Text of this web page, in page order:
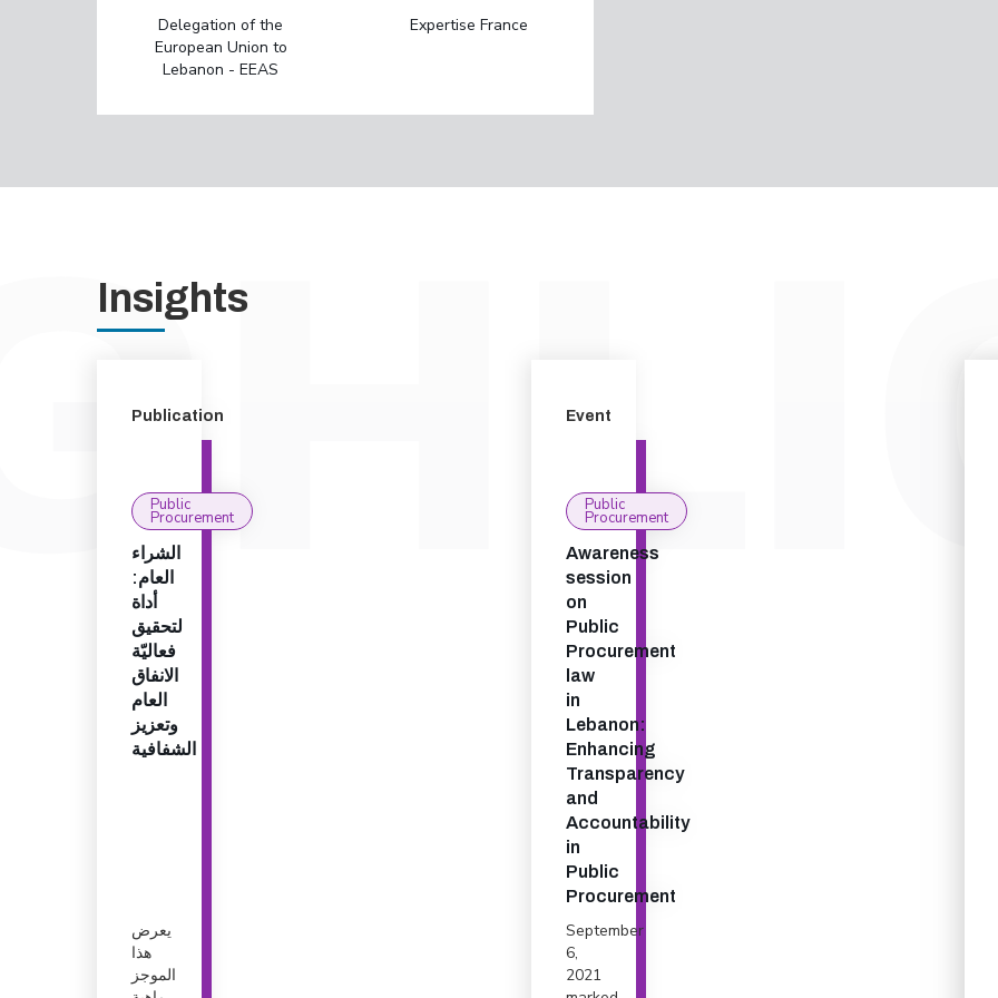
Delegation of the
European Union to
Lebanon - EEAS
Expertise France
Insights
Publication
Public
Procurement
الشراء
العام:
أداة
لتحقيق
فعاليّة
الانفاق
العام
وتعزيز
الشفافية
يعرض
هذا
الموجز
Event
Public
Procurement
Awareness
session
on
Public
Procurement
law
in
Lebanon:
Enhancing
Transparency
and
Accountability
in
Public
Procurement
September
6,
2021